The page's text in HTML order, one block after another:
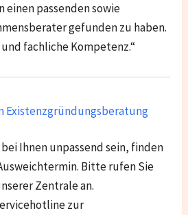
einen passenden sowie
gefunden zu haben.
fachliche Kompetenz.“
Existenzgründungsberatung
Ihnen unpassend sein, finden
Bitte rufen Sie
Zentrale an.
zur